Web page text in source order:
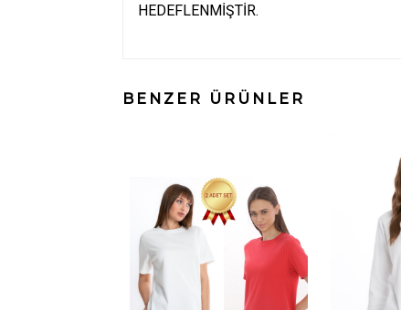
HEDEFLENMİŞTİR.
BENZER ÜRÜNLER